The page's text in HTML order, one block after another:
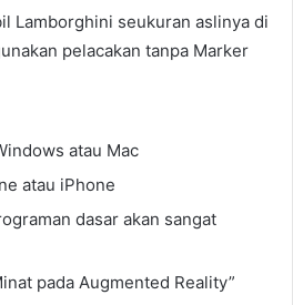
Lamborghini seukuran aslinya di
pelacakan tanpa Marker
atau Mac
atau iPhone
dasar akan sangat
pada Augmented Reality”